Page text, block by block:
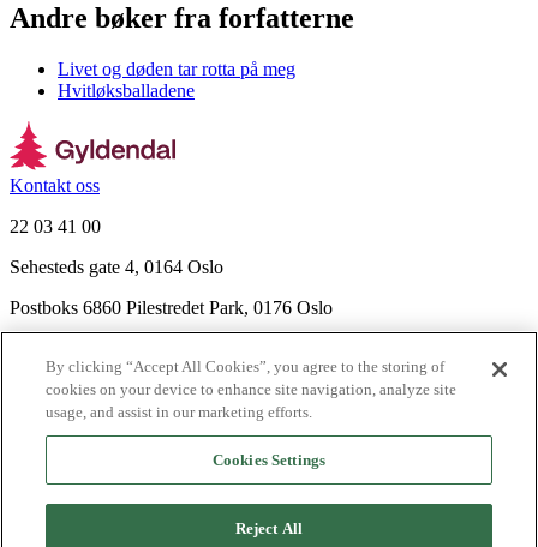
Andre bøker fra forfatterne
Livet og døden tar rotta på meg
Hvitløksballadene
Kontakt oss
22 03 41 00
Sehesteds gate 4, 0164 Oslo
Postboks 6860 Pilestredet Park, 0176 Oslo
Nyhetsbrev
Ledige stillinger
Send inn manus
By clicking “Accept All Cookies”, you agree to the storing of
cookies on your device to enhance site navigation, analyze site
usage, and assist in our marketing efforts.
Cookies Settings
Reject All